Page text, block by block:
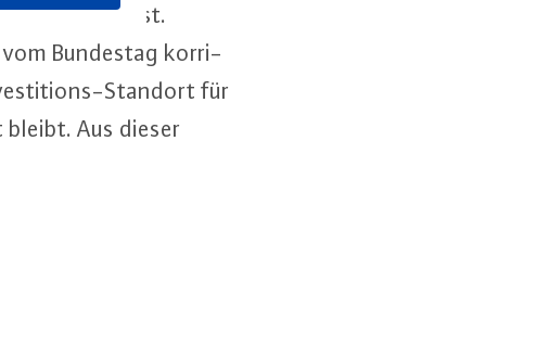
worden ist.
vom Bundestag kor­ri­
Stand­ort für
bleibt. Aus dieser